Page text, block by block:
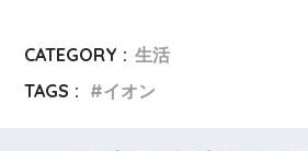
CATEGORY : 生活
TAGS :
イオン